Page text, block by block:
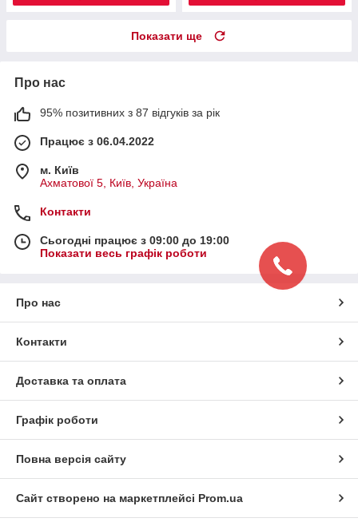
Показати ще
Про нас
95% позитивних з 87 відгуків за рік
Працює з 06.04.2022
м. Київ
Ахматової 5, Київ, Україна
Контакти
Сьогодні працює з 09:00 до 19:00
Показати весь графік роботи
Про нас
Контакти
Доставка та оплата
Графік роботи
Повна версія сайту
Сайт створено на маркетплейсі Prom.ua